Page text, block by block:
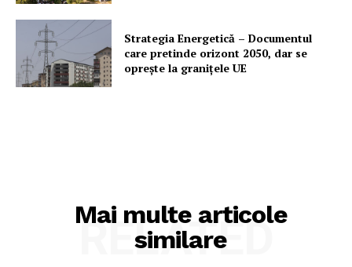
Strategia Energetică – Documentul
care pretinde orizont 2050, dar se
oprește la granițele UE
Mai multe articole
similare
RELATED